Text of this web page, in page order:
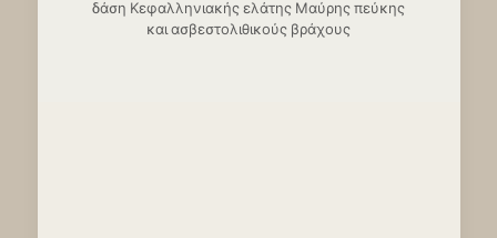
δάση Κεφαλληνιακής ελάτης Μαύρης πεύκης
και ασβεστολιθικούς βράχους